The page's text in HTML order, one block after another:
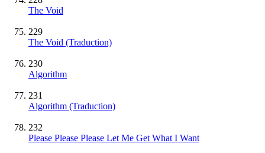
The Void
229
The Void (Traduction)
230
Algorithm
231
Algorithm (Traduction)
232
Please Please Please Let Me Get What I Want